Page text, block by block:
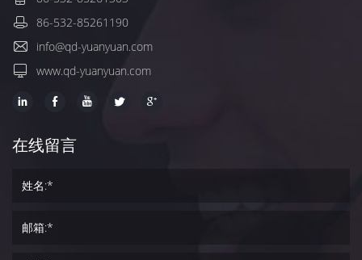
86-532-85261190
info@qd-yuanyuan.com
www.qd-yuanyuan.com
在线留言